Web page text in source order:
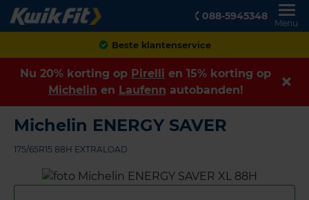
088-5945348
Menu
Achteraf betalen
Nu 20% korting op Pirelli en 15% korting op
Michelin en Laufenn autobanden!
Michelin ENERGY SAVER
175/65R15 88H EXTRALOAD